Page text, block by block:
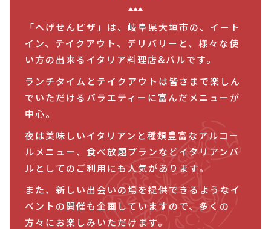
「へげせんピザ」は、岐阜県大垣市の、イート
イン、テイクアウト、デリバリーと、様々な使
い方の出来るイタリア料理店&バルです。
ランチタイムとテイクアウトは皆さまで楽しん
でいただけるバラエティーに富んだメニューが
中心。
夜は美味しいイタリアンと種類豊富なアルコー
ルメニュー、⾷べ放題プランなどイタリアンバ
ルとしてのご利⽤にも⼈気があります。
また、新しい出会いの場を提供できるようなイ
ベントの開催も企画していますので、多くの
方々にお楽しみいただけます。